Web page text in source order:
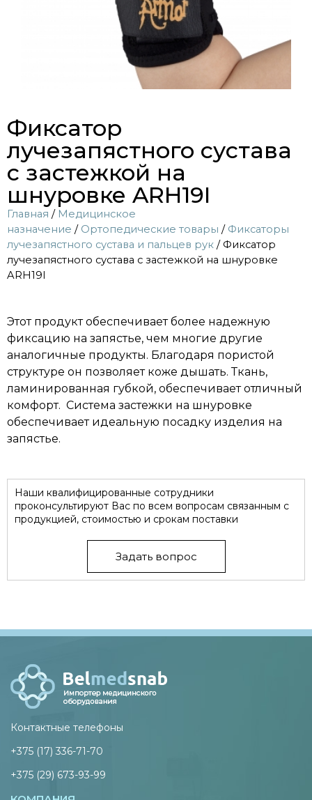
Фиксатор
лучезапястного сустава
с застежкой на
шнуровке ARH19I
Главная / Медицинское
назначение / Ортопедические товары / Фиксаторы
лучезапястного сустава и пальцев рук / Фиксатор
лучезапястного сустава с застежкой на шнуровке
ARH19I
Этот продукт обеспечивает более надежную
фиксацию на запястье, чем многие другие
аналогичные продукты. Благодаря пористой
структуре он позволяет коже дышать. Ткань,
ламинированная губкой, обеспечивает отличный
комфорт. Система застежки на шнуровке
обеспечивает идеальную посадку изделия на
запястье.
Наши квалифицированные сотрудники
проконсультируют Вас по всем вопросам связанным с
продукцией, стоимостью и срокам поставки
Задать вопрос
Контактные телефоны
+375 (17) 336-71-70
+375 (29) 673-93-99